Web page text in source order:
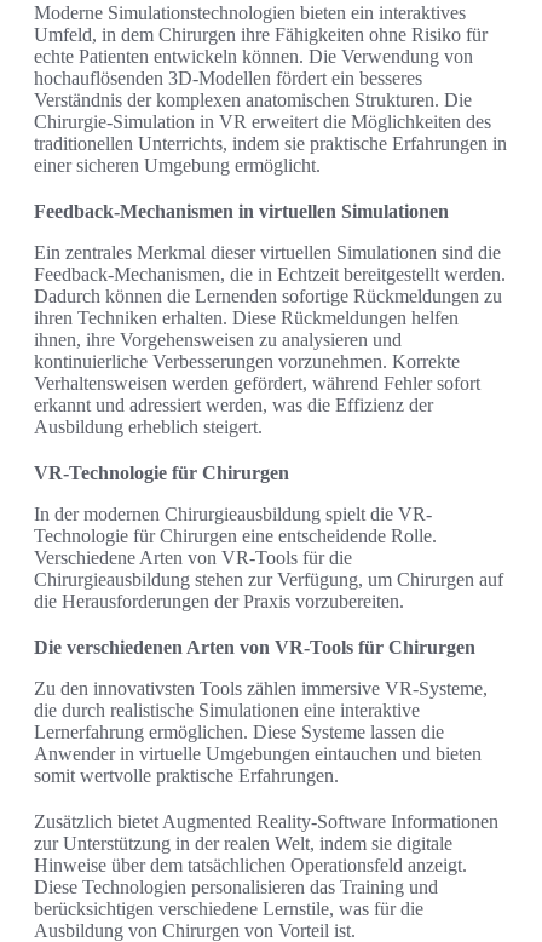
Moderne Simulationstechnologien bieten ein interaktives
Umfeld, in dem Chirurgen ihre Fähigkeiten ohne Risiko für
echte Patienten entwickeln können. Die Verwendung von
hochauflösenden 3D-Modellen fördert ein besseres
Verständnis der komplexen anatomischen Strukturen. Die
Chirurgie-Simulation in VR erweitert die Möglichkeiten des
traditionellen Unterrichts, indem sie praktische Erfahrungen in
einer sicheren Umgebung ermöglicht.
Feedback-Mechanismen in virtuellen Simulationen
Ein zentrales Merkmal dieser virtuellen Simulationen sind die
Feedback-Mechanismen, die in Echtzeit bereitgestellt werden.
Dadurch können die Lernenden sofortige Rückmeldungen zu
ihren Techniken erhalten. Diese Rückmeldungen helfen
ihnen, ihre Vorgehensweisen zu analysieren und
kontinuierliche Verbesserungen vorzunehmen. Korrekte
Verhaltensweisen werden gefördert, während Fehler sofort
erkannt und adressiert werden, was die Effizienz der
Ausbildung erheblich steigert.
VR-Technologie für Chirurgen
In der modernen Chirurgieausbildung spielt die VR-
Technologie für Chirurgen eine entscheidende Rolle.
Verschiedene Arten von VR-Tools für die
Chirurgieausbildung stehen zur Verfügung, um Chirurgen auf
die Herausforderungen der Praxis vorzubereiten.
Die verschiedenen Arten von VR-Tools für Chirurgen
Zu den innovativsten Tools zählen immersive VR-Systeme,
die durch realistische Simulationen eine interaktive
Lernerfahrung ermöglichen. Diese Systeme lassen die
Anwender in virtuelle Umgebungen eintauchen und bieten
somit wertvolle praktische Erfahrungen.
Zusätzlich bietet Augmented Reality-Software Informationen
zur Unterstützung in der realen Welt, indem sie digitale
Hinweise über dem tatsächlichen Operationsfeld anzeigt.
Diese Technologien personalisieren das Training und
berücksichtigen verschiedene Lernstile, was für die
Ausbildung von Chirurgen von Vorteil ist.